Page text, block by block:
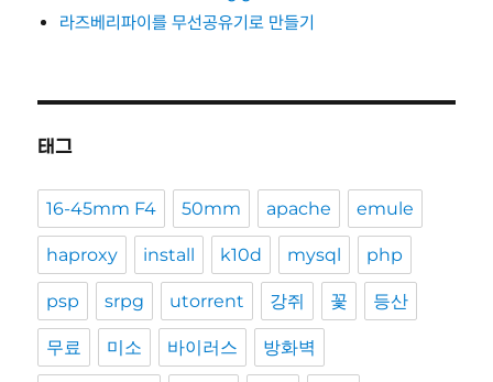
라즈베리파이를 무선공유기로 만들기
태그
16-45mm F4 50mm apache emule
haproxy install k10d mysql php
psp srpg utorrent 강쥐 꽃 등산
무료 미소 바이러스 방화벽